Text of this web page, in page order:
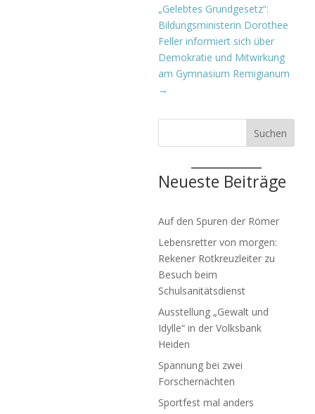
„Gelebtes Grundgesetz“:
Bildungsministerin Dorothee
Feller informiert sich über
Demokratie und Mitwirkung
am Gymnasium Remigianum
→
Suchen
Neueste Beiträge
Auf den Spuren der Römer
Lebensretter von morgen:
Rekener Rotkreuzleiter zu
Besuch beim
Schulsanitätsdienst
Ausstellung „Gewalt und
Idylle“ in der Volksbank
Heiden
Spannung bei zwei
Forschernächten
Sportfest mal anders